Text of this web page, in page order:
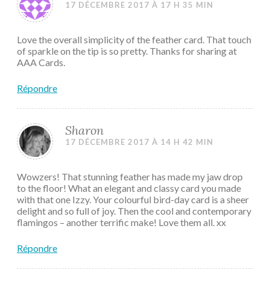
17 DÉCEMBRE 2017 À 17 H 35 MIN
Love the overall simplicity of the feather card. That touch
of sparkle on the tip is so pretty. Thanks for sharing at
AAA Cards.
Répondre
Sharon
17 DÉCEMBRE 2017 À 14 H 42 MIN
Wowzers! That stunning feather has made my jaw drop
to the floor! What an elegant and classy card you made
with that one Izzy. Your colourful bird-day card is a sheer
delight and so full of joy. Then the cool and contemporary
flamingos – another terrific make! Love them all. xx
Répondre